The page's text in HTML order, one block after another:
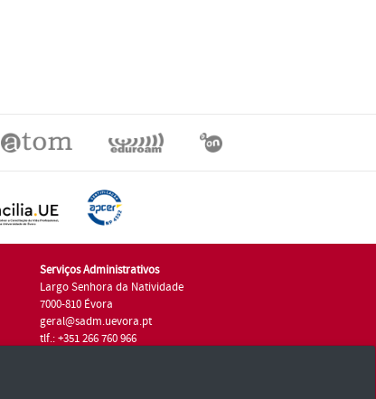
Serviços Administrativos
Largo Senhora da Natividade
7000-810 Évora
geral@sadm.uevora.pt
tlf.: +351 266 760 966